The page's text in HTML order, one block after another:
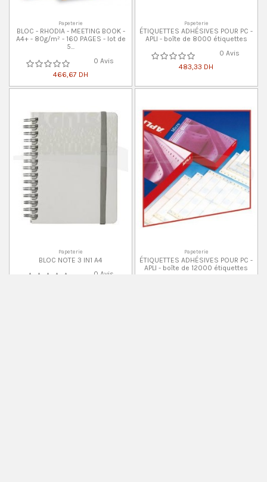
Papeterie
BLOC - RHODIA - MEETING BOOK -
A4+ - 80g/m² - 160 PAGES - lot de
5...
0 Avis
466,67 DH
Papeterie
ÉTIQUETTES ADHÉSIVES POUR PC -
APLI - boîte de 8000 étiquettes
0 Avis
483,33 DH
Papeterie
BLOC NOTE 3 IN1 A4
0 Avis
Papeterie
ÉTIQUETTES ADHÉSIVES POUR PC -
APLI - boîte de 12000 étiquettes